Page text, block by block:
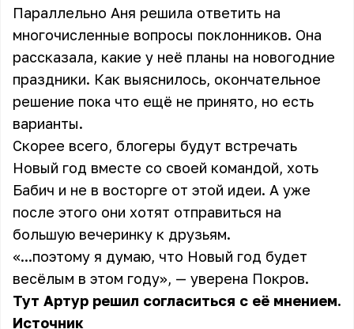
Параллельно Аня решила ответить на
многочисленные вопросы поклонников. Она
рассказала, какие у неё планы на новогодние
праздники. Как выяснилось, окончательное
решение пока что ещё не принято, но есть
варианты.
Скорее всего, блогеры будут встречать
Новый год вместе со своей командой, хоть
Бабич и не в восторге от этой идеи. А уже
после этого они хотят отправиться на
большую вечеринку к друзьям.
«...поэтому я думаю, что Новый год будет
весёлым в этом году», — уверена Покров.
Тут Артур решил согласиться с её мнением.
Источник